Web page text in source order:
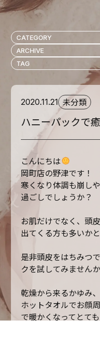
2020.11.21 未分類
ハニーパックで
こんにちは
岡町店の野津です！
寒くなり体調も崩し
過ごしでしょうか？
お肌だけでなく、頭
出てくる方も多いか
是非頭皮をはちみつ
クを試してみません
乾燥から来るかゆみ
ホットタオルでお顔
で暖かくなってとて